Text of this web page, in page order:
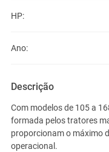
HP:
Ano:
Descrição
Com modelos de 105 a
formada pelos tratores
proporcionam o máximo
operacional.